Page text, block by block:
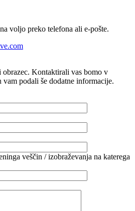
voljo preko telefona ali e-pošte.
Kontaktirali vas bomo v
vam podali še dodatne informacije.
veščin / izobraževanja na katerega